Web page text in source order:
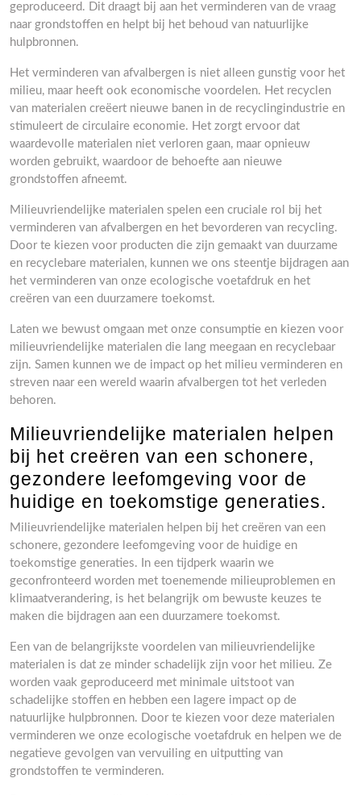
geproduceerd. Dit draagt bij aan het verminderen van de vraag
naar grondstoffen en helpt bij het behoud van natuurlijke
hulpbronnen.
Het verminderen van afvalbergen is niet alleen gunstig voor het
milieu, maar heeft ook economische voordelen. Het recyclen
van materialen creëert nieuwe banen in de recyclingindustrie en
stimuleert de circulaire economie. Het zorgt ervoor dat
waardevolle materialen niet verloren gaan, maar opnieuw
worden gebruikt, waardoor de behoefte aan nieuwe
grondstoffen afneemt.
Milieuvriendelijke materialen spelen een cruciale rol bij het
verminderen van afvalbergen en het bevorderen van recycling.
Door te kiezen voor producten die zijn gemaakt van duurzame
en recyclebare materialen, kunnen we ons steentje bijdragen aan
het verminderen van onze ecologische voetafdruk en het
creëren van een duurzamere toekomst.
Laten we bewust omgaan met onze consumptie en kiezen voor
milieuvriendelijke materialen die lang meegaan en recyclebaar
zijn. Samen kunnen we de impact op het milieu verminderen en
streven naar een wereld waarin afvalbergen tot het verleden
behoren.
Milieuvriendelijke materialen helpen
bij het creëren van een schonere,
gezondere leefomgeving voor de
huidige en toekomstige generaties.
Milieuvriendelijke materialen helpen bij het creëren van een
schonere, gezondere leefomgeving voor de huidige en
toekomstige generaties. In een tijdperk waarin we
geconfronteerd worden met toenemende milieuproblemen en
klimaatverandering, is het belangrijk om bewuste keuzes te
maken die bijdragen aan een duurzamere toekomst.
Een van de belangrijkste voordelen van milieuvriendelijke
materialen is dat ze minder schadelijk zijn voor het milieu. Ze
worden vaak geproduceerd met minimale uitstoot van
schadelijke stoffen en hebben een lagere impact op de
natuurlijke hulpbronnen. Door te kiezen voor deze materialen
verminderen we onze ecologische voetafdruk en helpen we de
negatieve gevolgen van vervuiling en uitputting van
grondstoffen te verminderen.